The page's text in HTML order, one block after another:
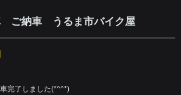
ご納車 うるま市バイク屋
完了しました(*^^*)